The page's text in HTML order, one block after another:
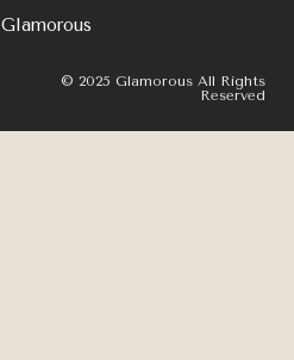
Glamorous
© 2025 Glamorous All Rights
Reserved